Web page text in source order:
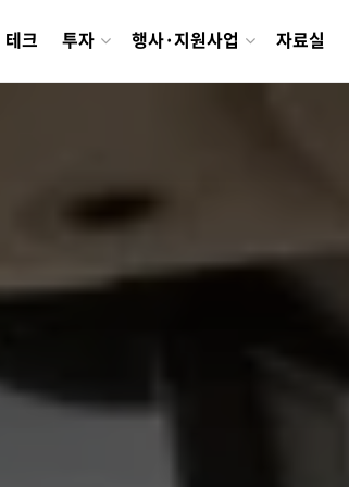
테크 투자 행사·지원사업 자료실